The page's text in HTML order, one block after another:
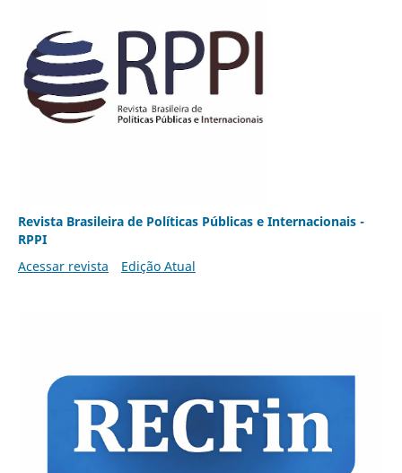
Revista Brasileira de Políticas Públicas e Internacionais -
RPPI
Acessar revista
Edição Atual